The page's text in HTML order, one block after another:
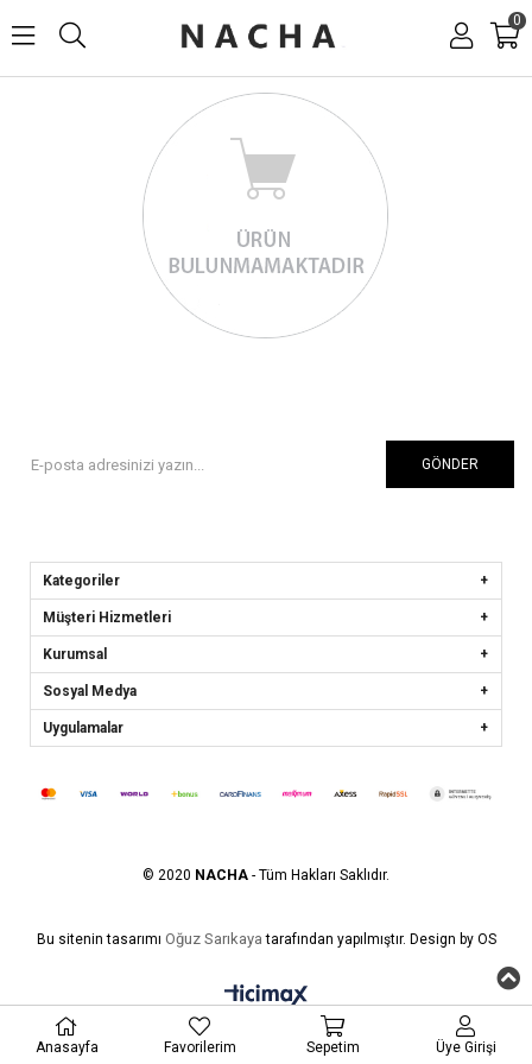
0
GÖNDER
Kategoriler
Müşteri Hizmetleri
Kurumsal
Sosyal Medya
Uygulamalar
© 2020 NACHA - Tüm Hakları Saklıdır.
Bu sitenin tasarımı Oğuz Sarıkaya tarafından yapılmıştır. Design by OS
Anasayfa Favorilerim Sepetim Üye Girişi